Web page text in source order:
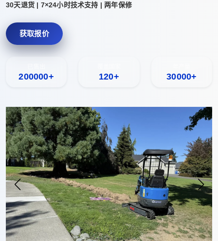
30天退货 | 7×24小时技术支持 | 两年保修
获取报价
200000+ 120+ 30000+